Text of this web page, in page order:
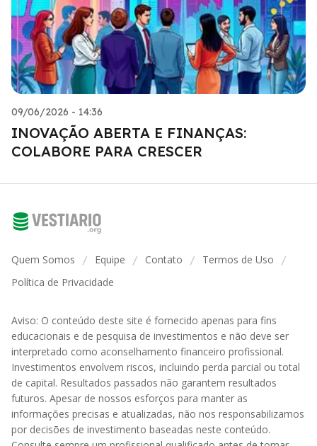
09/06/2026 - 14:36
INOVAÇÃO ABERTA E FINANÇAS:
COLABORE PARA CRESCER
Quem Somos / Equipe / Contato / Termos de Uso /
Política de Privacidade
Aviso: O conteúdo deste site é fornecido apenas para fins
educacionais e de pesquisa de investimentos e não deve ser
interpretado como aconselhamento financeiro profissional.
Investimentos envolvem riscos, incluindo perda parcial ou total
de capital. Resultados passados não garantem resultados
futuros. Apesar de nossos esforços para manter as
informações precisas e atualizadas, não nos responsabilizamos
por decisões de investimento baseadas neste conteúdo.